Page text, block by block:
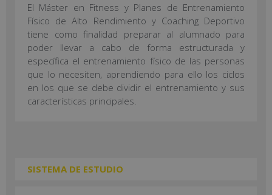
El Máster en Fitness y Planes de Entrenamiento
Físico de Alto Rendimiento y Coaching Deportivo
tiene como finalidad preparar al alumnado para
poder llevar a cabo de forma estructurada y
específica el entrenamiento físico de las personas
que lo necesiten, aprendiendo para ello los ciclos
en los que se debe dividir el entrenamiento y sus
características principales.
SISTEMA DE ESTUDIO